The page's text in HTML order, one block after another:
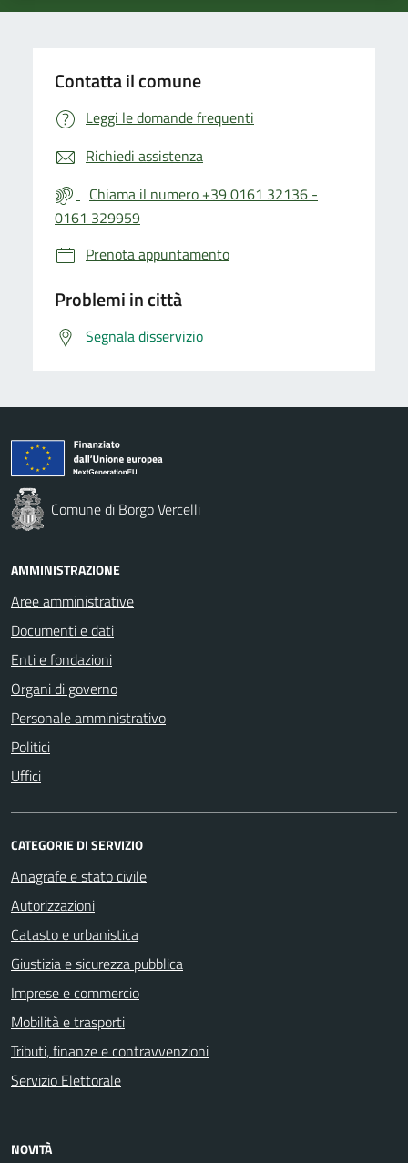
Contatta il comune
Leggi le domande frequenti
Richiedi assistenza
Chiama il numero +39 0161 32136 -
0161 329959
Prenota appuntamento
Problemi in città
Segnala disservizio
Comune di Borgo Vercelli
AMMINISTRAZIONE
Aree amministrative
Documenti e dati
Enti e fondazioni
Organi di governo
Personale amministrativo
Politici
Uffici
CATEGORIE DI SERVIZIO
Anagrafe e stato civile
Autorizzazioni
Catasto e urbanistica
Giustizia e sicurezza pubblica
Imprese e commercio
Mobilità e trasporti
Tributi, finanze e contravvenzioni
Servizio Elettorale
NOVITÀ